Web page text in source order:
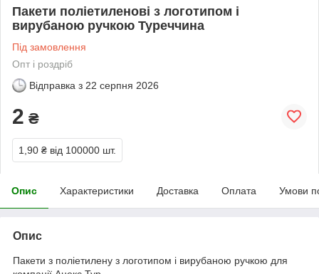
Пакети поліетиленові з логотипом і
вирубаною ручкою Туреччина
Під замовлення
Опт і роздріб
Відправка з 22 серпня 2026
2 ₴
1,90 ₴ від 100000 шт.
Опис Характеристики Доставка Оплата Умови
Опис
Пакети з поліетилену з логотипом і вирубаною ручкою для